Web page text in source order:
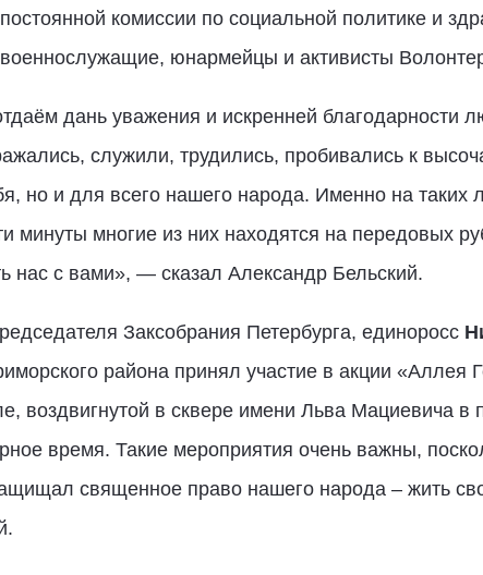
комиссии по социальной политике и
юнармейцы и активисты
дань уважения и искренней благодарности
служили, трудились, пробивались к
но и для всего нашего народа. Именно на таких
минуты многие из них находятся на передовых
нас с вами», — сказал Александр Бельский.
Заксобрания Петербурга, единоросс
района принял участие в акции «Аллея
воздвигнутой в сквере имени Льва Мациевича
время. Такие мероприятия очень важны,
священное право нашего народа – жить